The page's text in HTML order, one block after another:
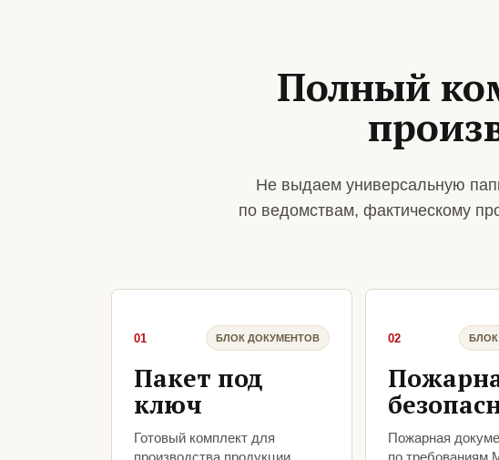
Полный
Не выдаем универсальную
по ведомствам, фактическому
01 БЛОК ДОКУМЕНТОВ
Пакет под
ключ
Готовый комплект для
02
Пожарная